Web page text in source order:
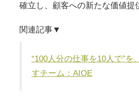
確立し、顧客への新たな価値提
関連記事▼
“100人分の仕事を10人で”
すチーム：AIOE